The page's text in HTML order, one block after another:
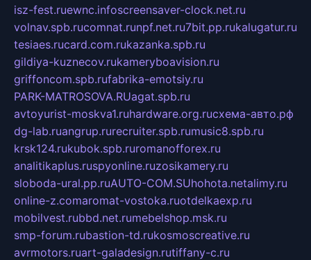
isz-fest.ruewnc.infoscreensaver-clock.net.ru
volnav.spb.rucomnat.runpf.net.ru7bit.pp.rukalugatur.ru
tesiaes.rucard.com.rukazanka.spb.ru
gildiya-kuznecov.rukameryboavision.ru
griffoncom.spb.rufabrika-emotsiy.ru
PARK-MATROSOVA.RUagat.spb.ru
avtoyurist-moskva1.ruhardware.org.ruсхема-авто.рф
dg-lab.ruangrup.rurecruiter.spb.rumusic8.spb.ru
krsk124.rukubok.spb.ruromanofforex.ru
analitikaplus.ruspyonline.ruzosikamery.ru
sloboda-ural.pp.ruAUTO-COM.SUhohota.netalimy.ru
online-z.comaromat-vostoka.ruotdelkaexp.ru
mobilvest.rubbd.net.rumebelshop.msk.ru
smp-forum.rubastion-td.rukosmoscreative.ru
avrmotors.ruart-galadesign.rutiffany-c.ru